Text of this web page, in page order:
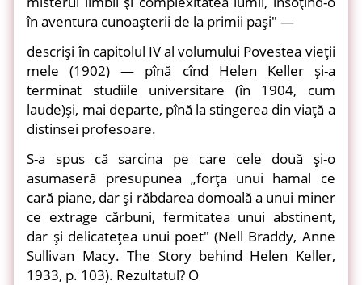
în aventura cunoaşterii de la primii paşi" —
descrişi în capitolul IV al volumului Povestea vieţii
mele (1902) — pînă cînd Helen Keller şi-a
terminat studiile universitare (în 1904, cum
laude)şi, mai departe, pînă la stingerea din viaţă a
distinsei profesoare.
S-a spus că sarcina pe care cele două şi-o
asumaseră presupunea „forţa unui hamal ce
cară piane, dar şi răbdarea domoală a unui miner
ce extrage cărbuni, fermitatea unui abstinent,
dar şi delicateţea unui poet" (Nell Braddy, Anne
Sullivan Macy. The Story behind Helen Keller,
1933, p. 103). Rezultatul? O